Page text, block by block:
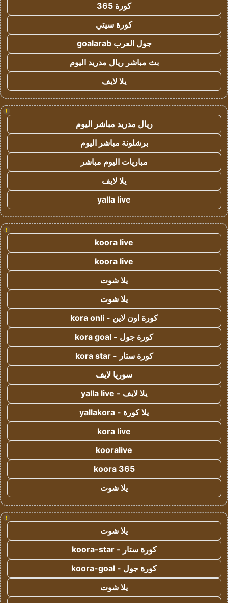
كورة 365
كورة سيتي
جول العرب goalarab
بث مباشر ريال مدريد اليوم
يلا لايف
!
ريال مدريد مباشر اليوم
برشلونة مباشر اليوم
مباريات اليوم مباشر
يلا لايف
yalla live
!
koora live
koora live
يلا شوت
يلا شوت
كورة اون لاين - kora onli
كورة جول - kora goal
كورة ستار - kora star
سوريا لايف
يلا لايف - yalla live
يلا كورة - yallakora
kora live
kooralive
koora 365
يلا شوت
!
يلا شوت
كورة ستار - koora-star
كورة جول - koora-goal
يلا شوت